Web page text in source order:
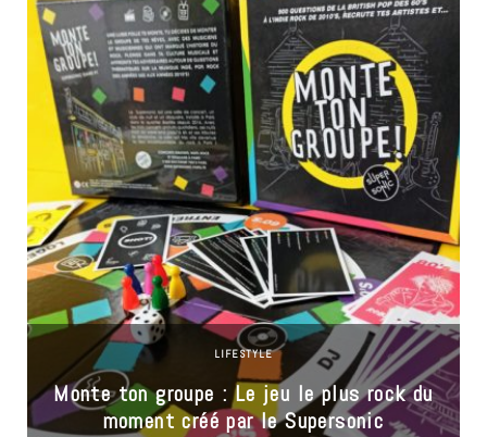
LIFESTYLE
Monte ton groupe : Le jeu le plus rock du
moment créé par le Supersonic